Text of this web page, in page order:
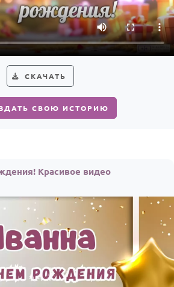
СКАЧАТЬ
СВОЮ ИСТОРИЮ
Красивое видео